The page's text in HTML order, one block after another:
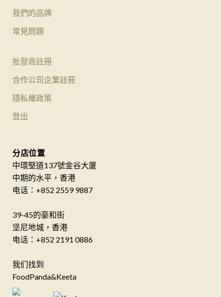
我們的品牌
常見問題
批發商註冊
合作公司企業註冊
隱私權政策
登出
分店位置
中環堅道137號金谷大厦
中期的水平，香港
电话：+852 2559 9887
39-45的豪和街
坚尼地城，香港
电话：+852 2191 0886
我们找到
FoodPanda&Keeta